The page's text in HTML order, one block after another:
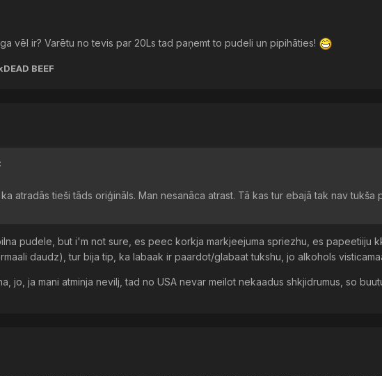
vēl ir? Varētu no tevis par 20Ls tad paņemt to pudeli un pipihāties!
BEEF
atradās tieši tāds oriģināls. Man nesanāca atrast. Tā kas tur ebajā tak nav tukša
pudele, but i'm not sure, es peec korkja markjeejuma spriezhu, es papeetiiju
daudz), tur bija tip, ka labaak ir paardot/glabaat tukshu, jo alkohols
jo, ja mani atminja nevilj, tad no USA nevar meilot nekaadus shkjidrumus, so